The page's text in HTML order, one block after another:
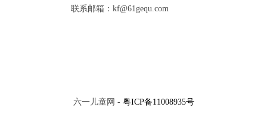
联系邮箱：kf@61gequ.com
六一儿童网 - 粤ICP备11008935号